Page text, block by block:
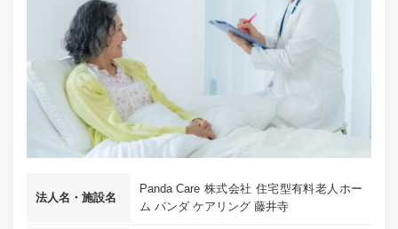
法人名・施設名
Panda Care 株式会社 住宅型有料老人ホー
ム パンダ ケアリング 藤井寺